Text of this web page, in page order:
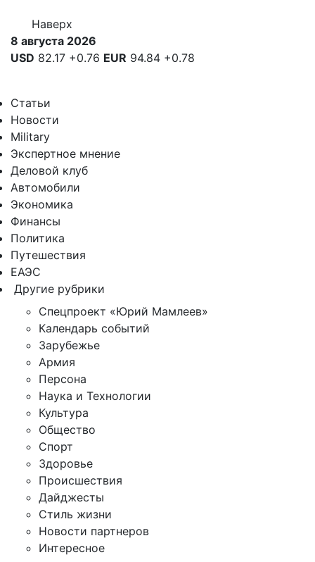
Наверх
8 августа 2026
USD 82.17 +0.76 EUR 94.84 +0.78
Статьи
Новости
Military
Экспертное мнение
Деловой клуб
Автомобили
Экономика
Финансы
Политика
Путешествия
ЕАЭС
Другие рубрики
Спецпроект «Юрий Мамлеев»
Календарь событий
Зарубежье
Армия
Персона
Наука и Технологии
Культура
Общество
Спорт
Здоровье
Происшествия
Дайджесты
Стиль жизни
Новости партнеров
Интересное